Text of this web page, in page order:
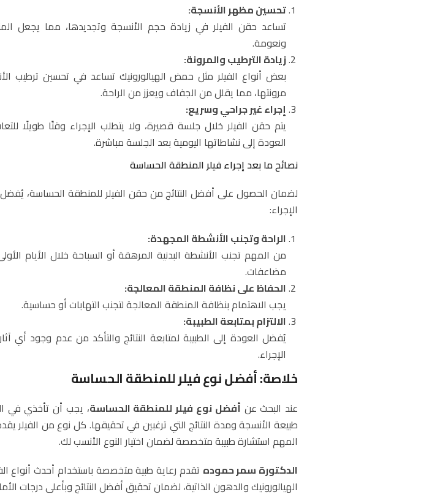
تحسين مظهر الأنسجة:
تساعد حقن الفيلر في زيادة حجم الأنسجة وتجديدها، مما يجعل
ونعومة.
زيادة الترطيب والمرونة:
بعض أنواع الفيلر مثل حمض الهيالورونيك تساعد في تحسين ترطيب
مرونتها، مما يقلل من الجفاف ويعزز من الراحة.
إجراء غير جراحي وسريع:
يتم حقن الفيلر خلال جلسة قصيرة، ولا يتطلب الإجراء وقتًا طويلًا
العودة إلى نشاطاتها اليومية بعد الجلسة مباشرة.
نصائح ما بعد إجراء فيلر المنطقة الحساسة
لضمان الحصول على أفضل النتائج من حقن الفيلر للمنطقة الحساسة، يُفضل
الإجراء:
الراحة وتجنب الأنشطة المجهدة:
من المهم تجنب الأنشطة البدنية المرهقة أو السباحة خلال الأيام
مضاعفات.
الحفاظ على نظافة المنطقة المعالجة:
يجب الاهتمام بنظافة المنطقة المعالجة لتجنب التهابات أو حساسية.
الالتزام بمتابعة الطبيبة:
يُفضل العودة إلى الطبيبة لمتابعة النتائج والتأكد من عدم وجود أي
الإجراء.
خلاصة: أفضل نوع فيلر للمنطقة الحساسة
عند البحث عن أفضل نوع فيلر للمنطقة الحساسة، يجب أن تأخذي في
طبيعة الأنسجة ومدة النتائج التي ترغبين في تحقيقها. كل نوع من الفيلر
المهم استشارة طبيبة متخصصة لضمان اختيار النوع الأنسب لك.
الدكتورة سمر حموده تقدم رعاية طبية متخصصة باستخدام أحدث أنواع
الهيالورونيك والدهون الذاتية، لضمان تحقيق أفضل النتائج وبأعلى درجات